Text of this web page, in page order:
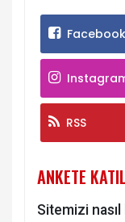
Facebook
RSS
ANKETE
Sitemizi